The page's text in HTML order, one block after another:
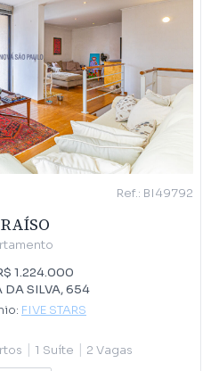
Ref.: BI49792
1.224.000
DA SILVA, 654
FIVE STARS
| 1 Suíte | 2 Vagas